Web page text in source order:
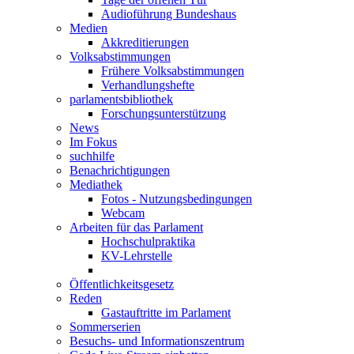
Audioführung Bundeshaus
Medien
Akkreditierungen
Volksabstimmungen
Frühere Volksabstimmungen
Verhandlungshefte
parlamentsbibliothek
Forschungsunterstützung
News
Im Fokus
suchhilfe
Benachrichtigungen
Mediathek
Fotos - Nutzungsbedingungen
Webcam
Arbeiten für das Parlament
Hochschulpraktika
KV-Lehrstelle
Öffentlichkeitsgesetz
Reden
Gastauftritte im Parlament
Sommerserien
Besuchs- und Informationszentrum